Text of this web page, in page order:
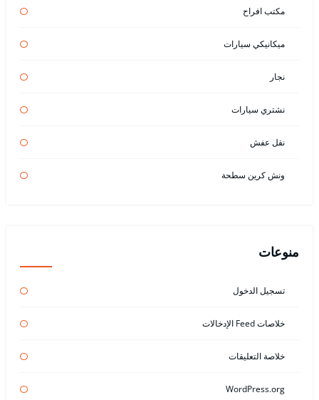
مكتب افراح
ميكانيكي سيارات
نجار
نشتري سيارات
نقل عفش
ونش كرين سطحة
منوعات
تسجيل الدخول
خلاصات Feed الإدخالات
خلاصة التعليقات
WordPress.org